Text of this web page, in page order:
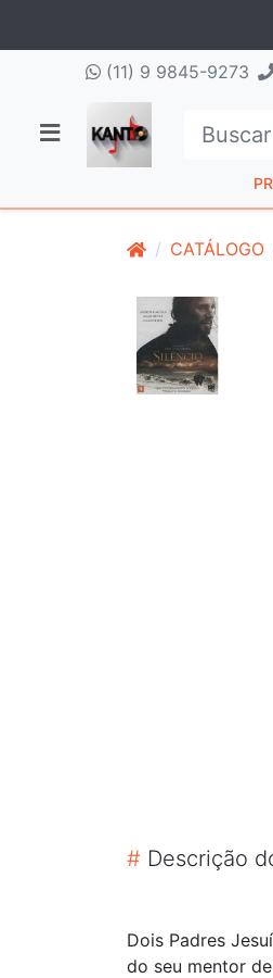
(11) 9 9845-9273
CATÁLOGO
# Descrição
Dois Padres
do seu mentor